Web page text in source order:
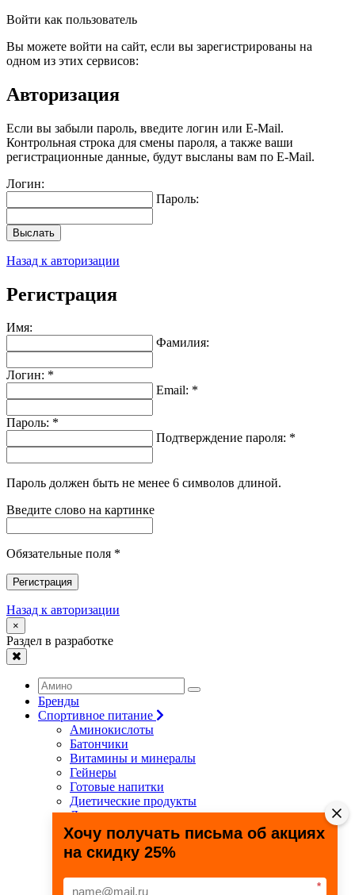
Войти как пользователь
Вы можете войти на сайт, если вы зарегистрированы на
одном из этих сервисов:
Авторизация
Если вы забыли пароль, введите логин или E-Mail.
Контрольная строка для смены пароля, а также ваши
регистрационные данные, будут высланы вам по E-Mail.
Логин:
Пароль:
Выслать
Назад к авторизации
Регистрация
Имя:
Фамилия:
Логин: *
Email: *
Пароль: *
Подтверждение пароля: *
Пароль должен быть не менее 6 символов длиной.
Введите слово на картинке
Обязательные поля *
Регистрация
Назад к авторизации
×
Раздел в разработке
Бренды
Спортивное питание
Аминокислоты
Батончики
Витамины и минералы
Гейнеры
Готовые напитки
Диетические продукты
Для связок и суставов
Жиросжигатели
Здоровье и долголетие
Креатин
Специальные препараты
Хочу получать письма об акциях
на скидку 25%
*